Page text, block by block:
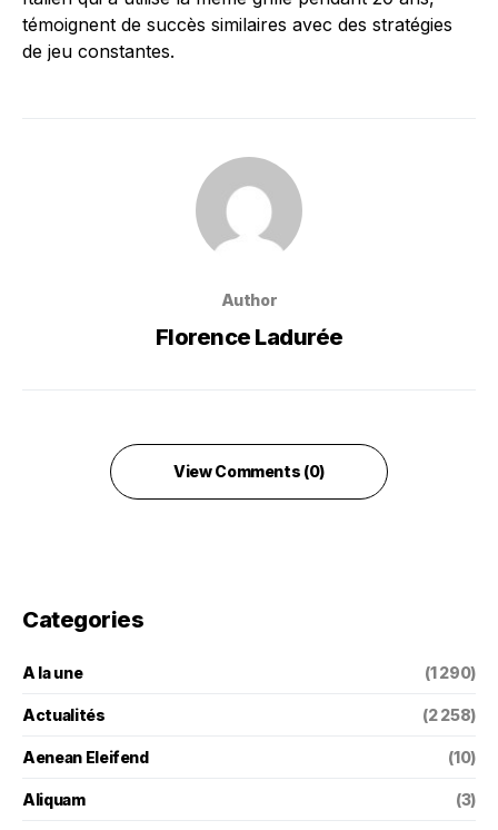
témoignent de succès similaires avec des stratégies
de jeu constantes.
Author
Florence Ladurée
View Comments (0)
Categories
A la une (1 290)
Actualités (2 258)
Aenean Eleifend (10)
Aliquam (3)